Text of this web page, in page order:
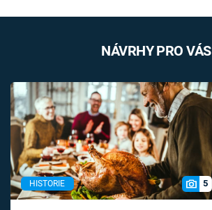
NÁVRHY PRO VÁS
HISTORIE 5